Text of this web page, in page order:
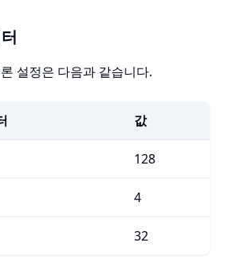
설정은 다음과 같습니다.
값
128
4
32